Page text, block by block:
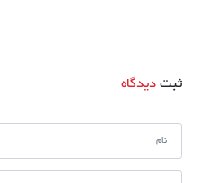
ثبتدیدگاه